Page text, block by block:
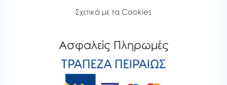
Σχετικά με τα Cookies
Ασφαλείς Πληρωμές